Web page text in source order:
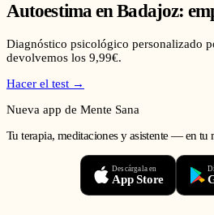
AutoestimaenBadajoz:
Diagnóstico psicológico personalizado
devolvemos los 9,99€.
Hacer el test →
Nueva app de Mente Sana
Tu terapia, meditaciones y asistente — en tu
Descárgala en
App Store